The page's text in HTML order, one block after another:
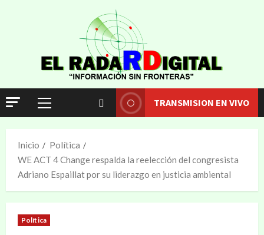
TRANSMISION EN VIVO
Inicio
Política
WE ACT 4 Change respalda la reelección del congresista
Adriano Espaillat por su liderazgo en justicia ambiental
Política